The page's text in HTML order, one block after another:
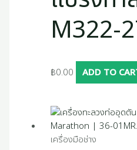
M322-
฿0.00 ADD TO
เครื่องมือช่าง